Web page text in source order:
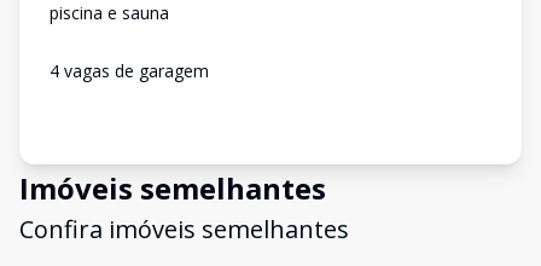
piscina e sauna
4 vagas de garagem
Imóveis semelhantes
Confira imóveis semelhantes